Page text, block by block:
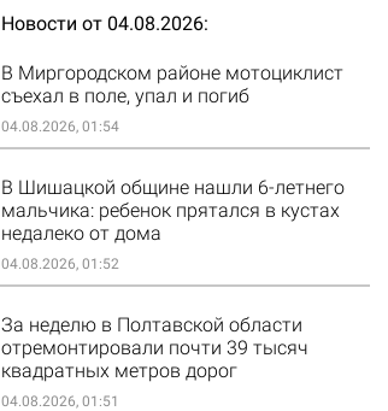
Новости от 04.08.2026
В Миргородском районе мотоциклист
съехал в поле, упал и погиб
04.08.2026, 01:54
В Шишацкой общине нашли 6-летнего
мальчика: ребенок прятался в кустах
недалеко от дома
04.08.2026, 01:52
За неделю в Полтавской области
отремонтировали почти 39 тысяч
квадратных метров дорог
04.08.2026, 01:51